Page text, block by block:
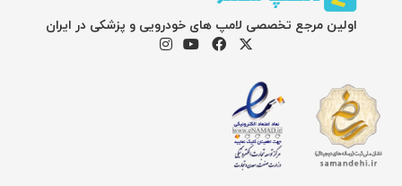
اولین مرجع تخصصی لامپ های خودرویی و پزشکی در ایران